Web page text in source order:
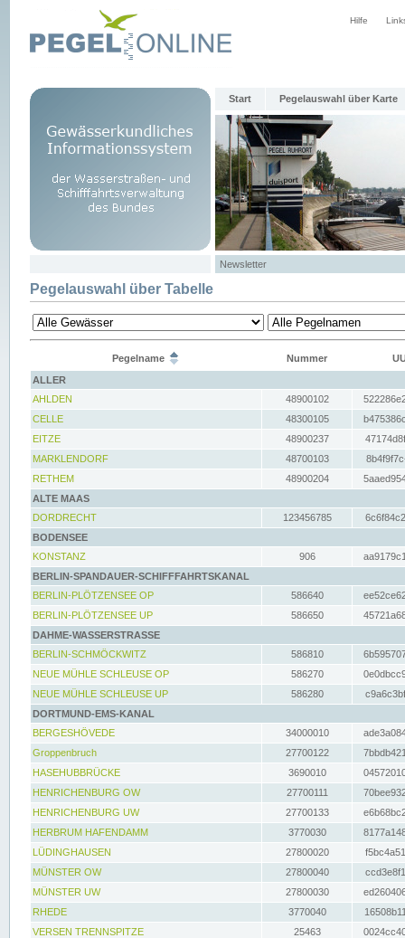
Hilfe
Start Pegelauswahl über Karte
Newsletter
Pegelauswahl über Tabelle
Pegelname Nummer
ALLER
AHLDEN
48900102
CELLE
48300105
EITZE
48900237
MARKLENDORF
48700103
RETHEM
48900204
ALTE MAAS
DORDRECHT
123456785
BODENSEE
KONSTANZ
906
BERLIN-SPANDAUER-SCHIFFFAHRTSKANAL
BERLIN-PLÖTZENSEE OP
586640
BERLIN-PLÖTZENSEE UP
586650
DAHME-WASSERSTRASSE
BERLIN-SCHMÖCKWITZ
586810
NEUE MÜHLE SCHLEUSE OP
586270
NEUE MÜHLE SCHLEUSE UP
586280
DORTMUND-EMS-KANAL
BERGESHÖVEDE
34000010
Groppenbruch
27700122
HASEHUBBRÜCKE
3690010
HENRICHENBURG OW
27700111
HENRICHENBURG UW
27700133
HERBRUM HAFENDAMM
3770030
LÜDINGHAUSEN
27800020
MÜNSTER OW
27800040
MÜNSTER UW
27800030
RHEDE
3770040
VERSEN TRENNSPITZE
25463